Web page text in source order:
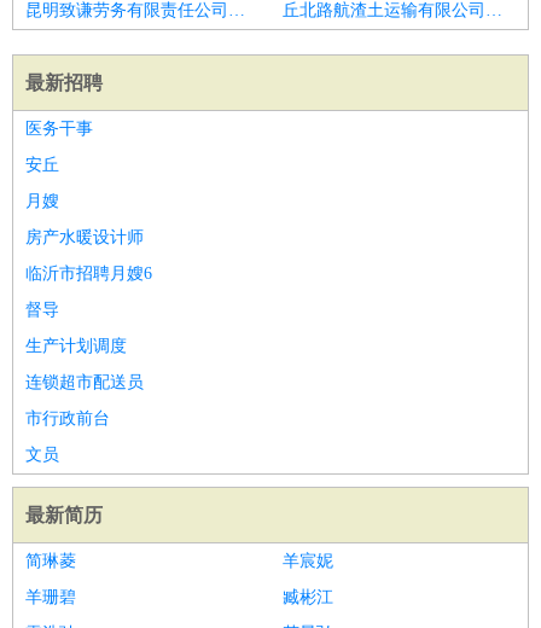
昆明致谦劳务有限责任公司招聘护士
丘北路航渣土运输有限公司招聘护士
最新招聘
医务干事
安丘
月嫂
房产水暖设计师
临沂市招聘月嫂6
督导
生产计划调度
连锁超市配送员
市行政前台
文员
最新简历
简琳菱
羊宸妮
羊珊碧
臧彬江